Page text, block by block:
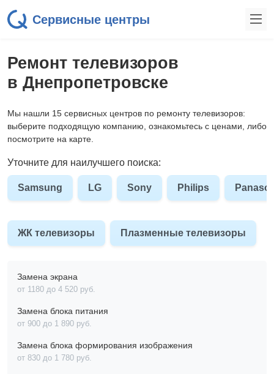
Сервисные центры
Ремонт телевизоров
в Днепропетровске
Мы нашли 15 сервисных центров по ремонту телевизоров:
выберите подходящую компанию, ознакомьтесь с ценами, либо
посмотрите на карте.
Уточните для наилучшего поиска:
Samsung LG Sony Philips
ЖК телевизоры Плазменные телевизоры
Замена экрана
от 1180 до 4 520 pyб.
Замена блока питания
от 900 до 1 890 pyб.
Замена блока формирования изображения
от 830 до 1 780 pyб.